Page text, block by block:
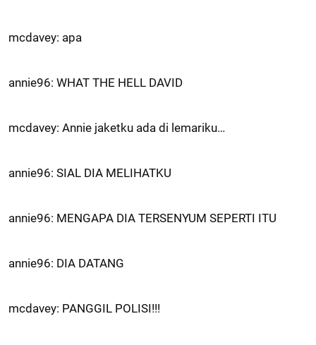
mcdavey: apa
annie96: WHAT THE HELL DAVID
mcdavey: Annie jaketku ada di lemariku…
annie96: SIAL DIA MELIHATKU
annie96: MENGAPA DIA TERSENYUM SEPERTI ITU
annie96: DIA DATANG
mcdavey: PANGGIL POLISI!!!